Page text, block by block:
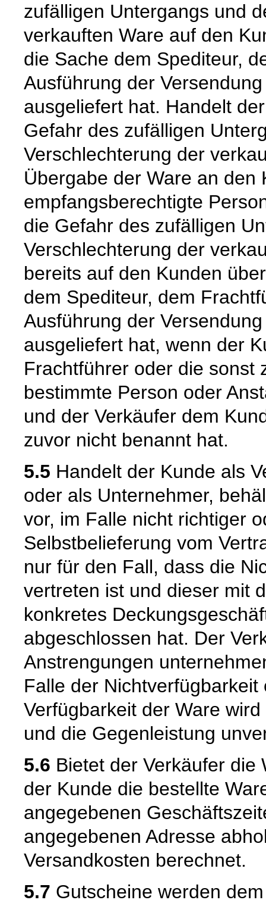
zufälligen Untergangs und
verkauften Ware auf den
die Sache dem Spediteur,
Ausführung der
ausgeliefert hat. Handelt
Gefahr des zufälligen
Verschlechterung der
Übergabe der Ware an den
empfangsberechtigte
die Gefahr des zufälligen
Verschlechterung der
bereits auf den Kunden
dem Spediteur, dem
Ausführung der
ausgeliefert hat, wenn der
Frachtführer oder die sonst
bestimmte Person oder
und der Verkäufer dem
zuvor nicht benannt hat.
5.5 Handelt der Kunde als
oder als Unternehmer,
vor, im Falle nicht richtiger
Selbstbelieferung vom
nur für den Fall, dass die
vertreten ist und dieser mit
konkretes
abgeschlossen hat. Der
Anstrengungen
Falle der
Verfügbarkeit der Ware
und die Gegenleistung
5.6 Bietet der Verkäufer die
der Kunde die bestellte
angegebenen
angegebenen Adresse
Versandkosten berechnet.
5.7 Gutscheine werden